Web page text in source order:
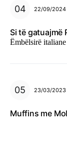
22/09/2024
Si të gatuajmë
Ëmbëlsirë italiane
23/03/2023
Muffins me